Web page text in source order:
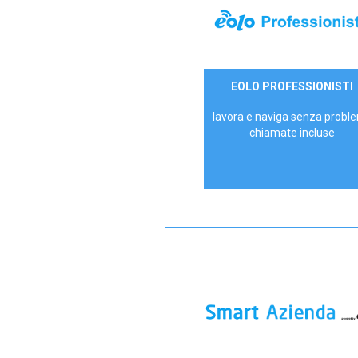
35,00 €/mese
EOLO PROFESSIONISTI
lavora e naviga senza
chiamate incluse